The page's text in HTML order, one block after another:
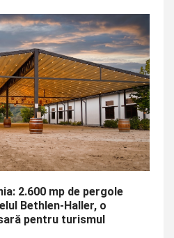
2.600 mp de pergole
Bethlen-Haller, o
pentru turismul